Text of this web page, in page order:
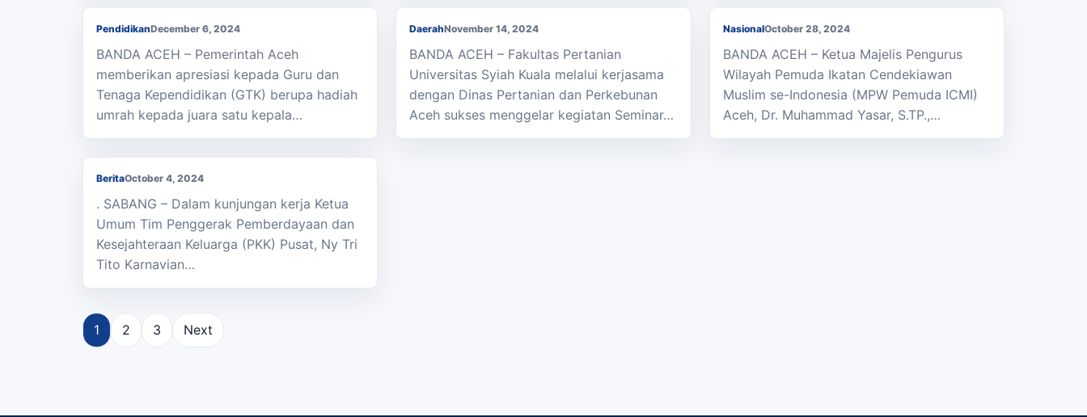
PendidikanDecember 6, 2024
BANDA ACEH – Pemerintah Aceh
memberikan apresiasi kepada Guru dan
Tenaga Kependidikan (GTK) berupa hadiah
umrah kepada juara satu kepala…
DaerahNovember 14, 2024
BANDA ACEH – Fakultas Pertanian
Universitas Syiah Kuala melalui kerjasama
dengan Dinas Pertanian dan Perkebunan
Aceh sukses menggelar kegiatan Seminar…
NasionalOctober 28, 2024
BANDA ACEH – Ketua Majelis Pengurus
Wilayah Pemuda Ikatan Cendekiawan
Muslim se-Indonesia (MPW Pemuda ICMI)
Aceh, Dr. Muhammad Yasar, S.TP.,…
SLBN 2 Sabang Dikunjungi Ketua Umum
Tim Penggerak PKK Pusat Ny Tri Tito
Karnavian
BeritaOctober 4, 2024
. SABANG – Dalam kunjungan kerja Ketua
Umum Tim Penggerak Pemberdayaan dan
Kesejahteraan Keluarga (PKK) Pusat, Ny Tri
Tito Karnavian…
Posts
1 2 3 Next